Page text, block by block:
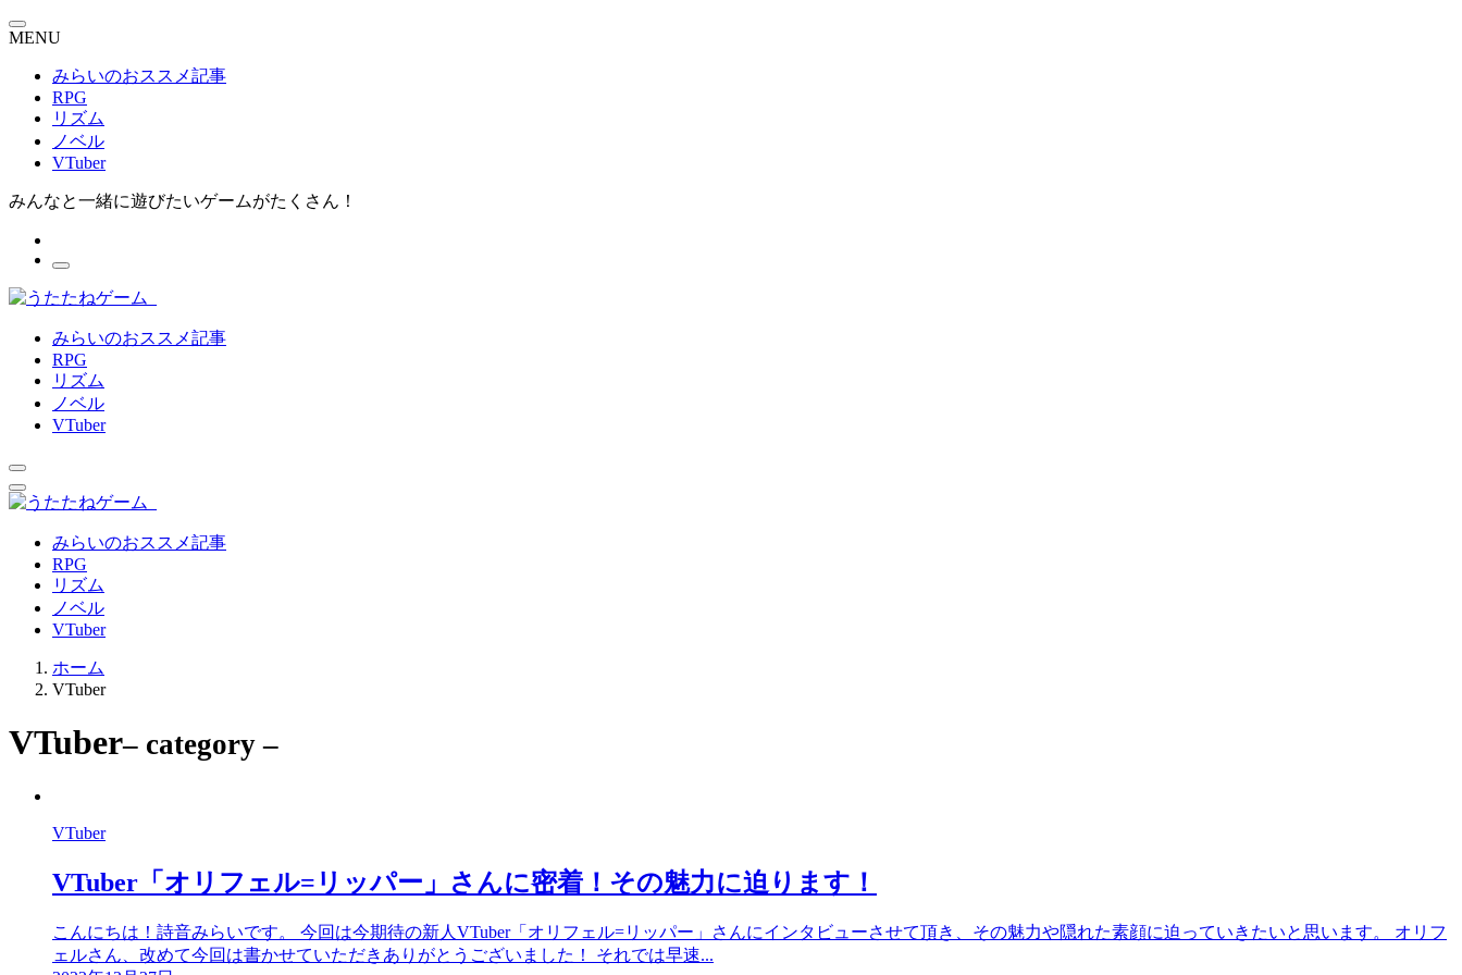
MENU
みらいのおススメ記事
RPG
リズム
ノベル
VTuber
みんなと一緒に遊びたいゲームがたくさん！
みらいのおススメ記事
RPG
リズム
ノベル
VTuber
みらいのおススメ記事
RPG
リズム
ノベル
VTuber
ホーム
VTuber
VTuber– category –
VTuber
VTuber「オリフェル=リッパー」さんに密着！その魅力に迫ります！
こんにちは！詩音みらいです。 今回は今期待の新人VTuber「オリフェル=リッパー」さんにインタビューさせて頂き、その魅力や隠れた素顔に迫っていきたいと思います。 オリフ
ェルさん、改めて今回は書かせていただきありがとうございました！ それでは早速...